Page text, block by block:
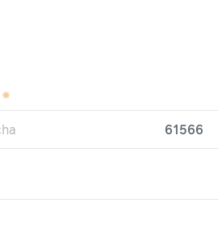
61566